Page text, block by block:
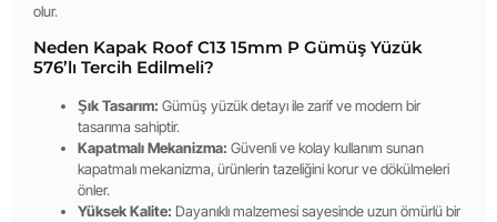
olur.
Neden Kapak Roof C13 15mm P Gümüş Yüzük
576’lı Tercih Edilmeli?
Şık Tasarım: Gümüş yüzük detayı ile zarif ve modern bir
tasarıma sahiptir.
Kapatmalı Mekanizma: Güvenli ve kolay kullanım sunan
kapatmalı mekanizma, ürünlerin tazeliğini korur ve dökülmeleri
önler.
Yüksek Kalite: Dayanıklı malzemesi sayesinde uzun ömürlü bir